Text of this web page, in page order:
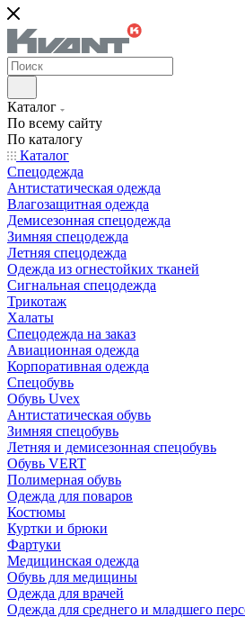
Каталог
По всему сайту
По каталогу
Каталог
Спецодежда
Антистатическая одежда
Влагозащитная одежда
Демисезонная спецодежда
Зимняя спецодежда
Летняя спецодежда
Одежда из огнестойких тканей
Сигнальная спецодежда
Трикотаж
Халаты
Спецодежда на заказ
Авиационная одежда
Корпоративная одежда
Спецобувь
Обувь Uvex
Антистатическая обувь
Зимняя спецобувь
Летняя и демисезонная спецобувь
Обувь VERT
Полимерная обувь
Одежда для поваров
Костюмы
Куртки и брюки
Фартуки
Медицинская одежда
Обувь для медицины
Одежда для врачей
Одежда для среднего и младшего